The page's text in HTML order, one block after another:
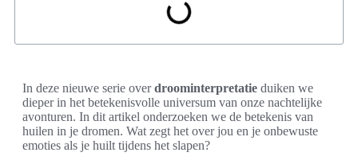
In deze nieuwe serie overdroominterpretatie duiken we
dieper in het betekenisvolle universum van onze nachtelijke
avonturen. In dit artikel onderzoeken we de betekenis van
huilen in je dromen. Wat zegt het over jou en je onbewuste
emoties als je huilt tijdens het slapen?